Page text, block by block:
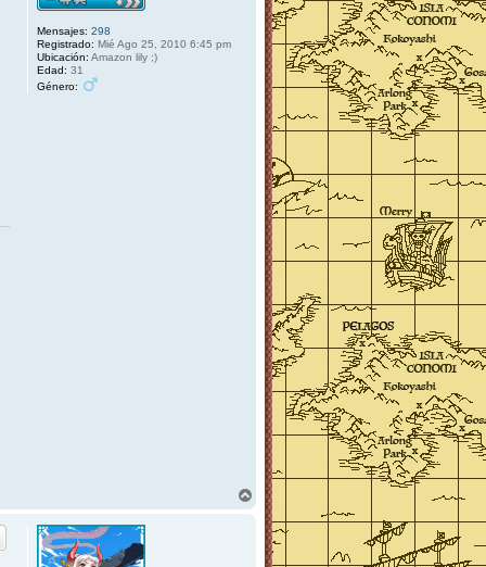
Mensajes: 298
Registrado: Mié Ago 25, 2010 6:45 pm
Ubicación: Amazon lily ;)
Edad: 31
Género: